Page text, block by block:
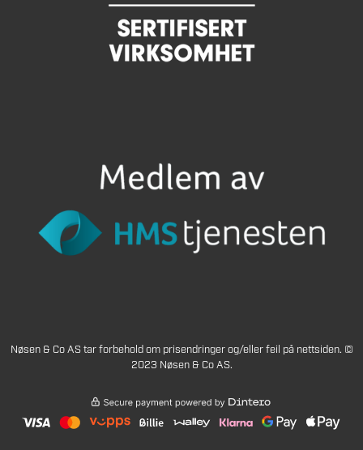
Nøsen & Co AS tar forbehold om prisendringer og/eller feil på nettsiden. ©
2023 Nøsen & Co AS.